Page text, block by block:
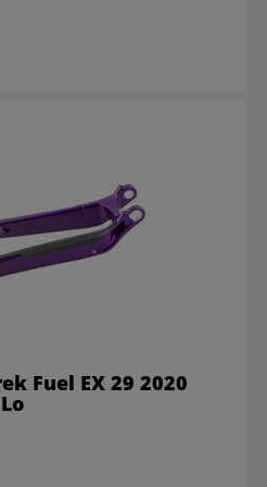
Fuel EX 29 2020